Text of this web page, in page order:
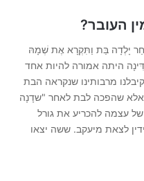
העובר?
יָלְדָה בַּת וַתִּקְרָא אֶת שְׁמָהּ
היתה אמורה להיות אחד
מרבותינו שנקראה הבת
אלא שהפכה לבת לאחר "שדָנָה
עצמה להכריע את גורל
לצאת מיעקב. ששה יצאו